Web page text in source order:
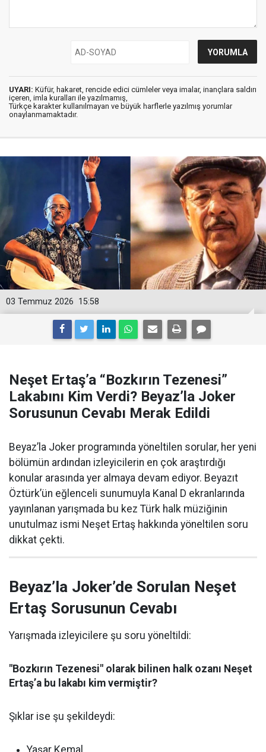
UYARI: Küfür, hakaret, rencide edici cümleler veya imalar, inançlara saldırı
içeren, imla kuralları ile yazılmamış,
Türkçe karakter kullanılmayan ve büyük harflerle yazılmış yorumlar
onaylanmamaktadır.
15:58
03 Temmuz 2026
Neşet Ertaş’a “Bozkırın Tezenesi”
Lakabını Kim Verdi? Beyaz’la Joker
Sorusunun Cevabı Merak Edildi
Beyaz’la Joker programında yöneltilen sorular, her yeni
bölümün ardından izleyicilerin en çok araştırdığı
konular arasında yer almaya devam ediyor. Beyazıt
Öztürk’ün eğlenceli sunumuyla Kanal D ekranlarında
yayınlanan yarışmada bu kez Türk halk müziğinin
unutulmaz ismi Neşet Ertaş hakkında yöneltilen soru
dikkat çekti.
Beyaz’la Joker’de Sorulan Neşet
Ertaş Sorusunun Cevabı
Yarışmada izleyicilere şu soru yöneltildi:
"Bozkırın Tezenesi" olarak bilinen halk ozanı Neşet
Ertaş’a bu lakabı kim vermiştir?
Şıklar ise şu şekildeydi:
Yaşar Kemal